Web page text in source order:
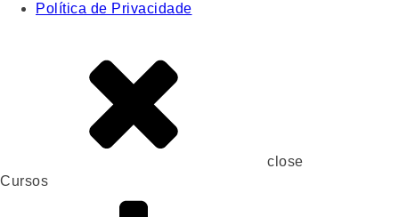
Política de Privacidade
close
Cursos